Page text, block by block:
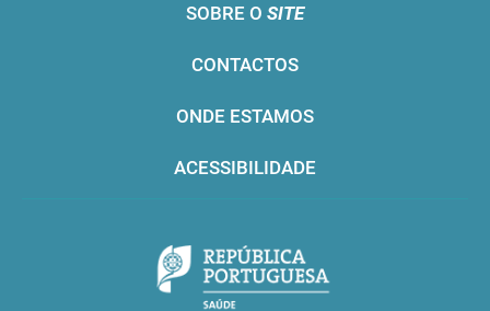
SOBRE O SITE
CONTACTOS
ONDE ESTAMOS
ACESSIBILIDADE